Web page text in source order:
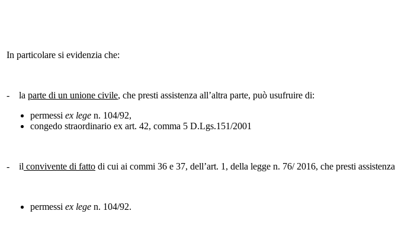
In particolare si evidenzia che:
- la parte di un unione civile, che presti assistenza all’altra parte, può usufruire di:
permessi ex lege n. 104/92,
congedo straordinario ex art. 42, comma 5 D.Lgs.151/2001
- il convivente di fatto di cui ai commi 36 e 37, dell’art. 1, della legge n. 76/ 2016, che presti
permessi ex lege n. 104/92.